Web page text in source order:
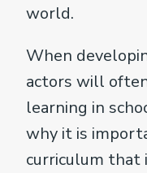
world.
When
actors will
learning in
why it is
curriculum that